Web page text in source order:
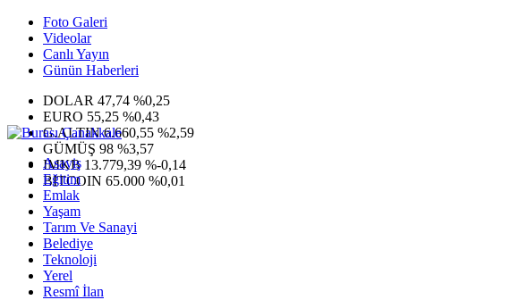
Foto Galeri
Videolar
Canlı Yayın
Günün Haberleri
DOLAR 47,74 %0,25
EURO 55,25 %0,43
G.ALTIN6.660,55 %2,59
GÜMÜŞ 98 %3,57
IMKB 13.779,39 %-0,14
BITCOIN 65.000 %0,01
Asayiş
Eğitim
Emlak
Yaşam
Tarım Ve Sanayi
Belediye
Teknoloji
Yerel
Resmî İlan